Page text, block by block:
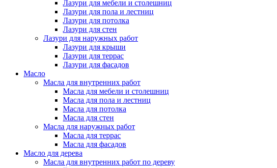
Лазури для мебели и столешниц
Лазури для пола и лестниц
Лазури для потолка
Лазури для стен
Лазури для наружных работ
Лазури для крыши
Лазури для террас
Лазури для фасадов
Масло
Масла для внутренних работ
Масла для мебели и столешниц
Масла для пола и лестниц
Масла для потолка
Масла для стен
Масла для наружных работ
Масла для террас
Масла для фасадов
Масло для дерева
Масла для внутренних работ по дереву